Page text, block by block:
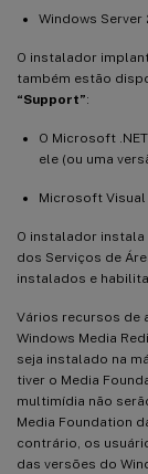
Windows Server
O instalador
também estão
“Support”:
O Microsoft
ele (ou uma
Microsoft Visual
O instalador
dos Serviços de
instalados e
Vários recursos de
Windows Media
seja instalado na
tiver o Media
multimídia não
Media Foundation
contrário, os
das versões do